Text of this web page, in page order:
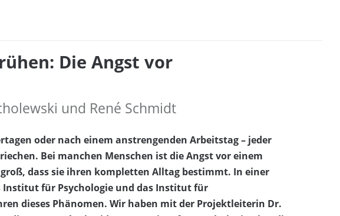
Die Angst vor
und René Schmidt
oder nach einem anstrengenden Arbeitstag – jeder
Bei manchen Menschen ist die Angst vor einem
dass sie ihren kompletten Alltag bestimmt. In einer
Institut für Psychologie und das Institut für
dieses Phänomen. Wir haben mit der Projektleiterin Dr.